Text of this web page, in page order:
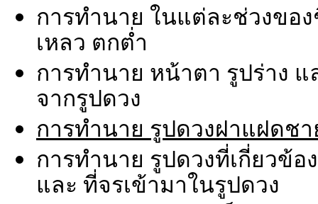
การทำนาย ในแต่ละช่วงของ
เหลว ตกต่ำ
การทำนาย หน้าตา รูปร่าง
จากรูปดวง
การทำนาย รูปดวงฝาแฝดช
การทำนาย รูปดวงที่เกี่ยวข้
และ ที่จรเข้ามาในรูปดวง